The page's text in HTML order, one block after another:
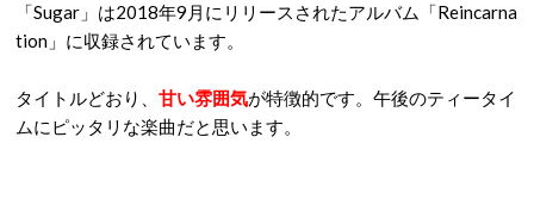
「Sugar」は2018年9月にリリースされたアルバム「Reincarna
tion」に収録されています。
タイトルどおり、 甘い雰囲気が特徴的です。午後のティータイ
ムにピッタリな楽曲だと思います。